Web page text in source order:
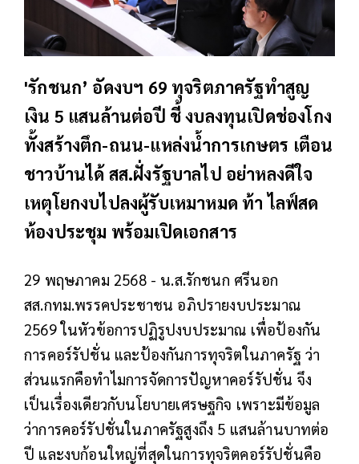
'รักชนก’ อัดงบฯ 69 ทุจริตภาครัฐทำสูญ
เงิน 5 แสนล้านต่อปี ชี้ งบลงทุนเปิดช่องโกง
ทั้งสร้างตึก-ถนน-แหล่งน้ำการเกษตร เตือน
ชาวบ้านได้ สส.ฝั่งรัฐบาลไป อย่าหลงดีใจ
เหตุโยกงบไปลงผู้รับเหมาหมด ท้า ไลฟ์สด
ห้องประชุม พร้อมเปิดเอกสาร
29 พฤษภาคม 2568 - น.ส.รักชนก ศรีนอก
สส.กทม.พรรคประชาชน อภิปรายงบประมาณ
2569 ในหัวข้อการปฏิรูปงบประมาณ เพื่อป้องกัน
การคอร์รัปชั่น และป้องกันการทุจริตในภาครัฐ ว่า
ส่วนแรกคือทำไมการจัดการปัญหาคอร์รัปชั่น จึง
เป็นเรื่องเดียวกับนโยบายเศรษฐกิจ เพราะมีข้อมูล
ว่าการคอร์รัปชั่นในภาครัฐสูงถึง 5 แสนล้านบาทต่อ
ปี และงบก้อนใหญ่ที่สุดในการทุจริตคอร์รัปชั่นคือ